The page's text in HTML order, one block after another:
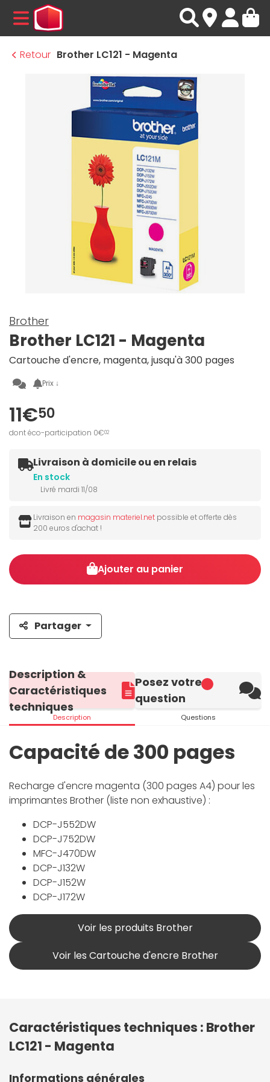
MENU
Retour Brother LC121 - Magenta
Brother
Brother LC121 - Magenta
Cartouche d'encre, magenta, jusqu'à 300 pages
Prix ↓
11€50
dont éco-participation 0€02
Livraison à domicile ou en relais
En stock
Livré mardi 11/08
Livraison en magasin materiel.net possible et offerte dès
200 euros d'achat !
Ajouter au panier
Partager
Description &
Caractéristiques
techniques
Description
Posez votre
question
Questions
Capacité de 300 pages
Recharge d'encre magenta (300 pages A4) pour les
imprimantes Brother (liste non exhaustive) :
DCP-J552DW
DCP-J752DW
MFC-J470DW
DCP-J132W
DCP-J152W
DCP-J172W
Voir les produits Brother
Voir les Cartouche d'encre Brother
Caractéristiques techniques : Brother
LC121 - Magenta
Informations générales